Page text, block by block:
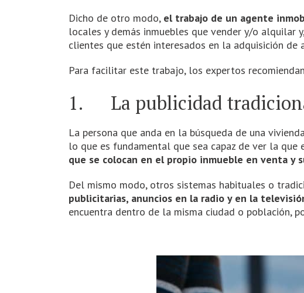
Dicho de otro modo, el trabajo de un agente
locales y demás inmuebles que vender y/o alquilar
clientes que estén interesados en la adquisición de
Para facilitar este trabajo, los expertos
1. La publicidad
La persona que anda en la búsqueda de una
lo que es fundamental que sea capaz de ver la que
que se colocan en el propio inmueble en venta y
Del mismo modo, otros sistemas habituales o
publicitarias, anuncios en la radio y en la
encuentra dentro de la misma ciudad o población,